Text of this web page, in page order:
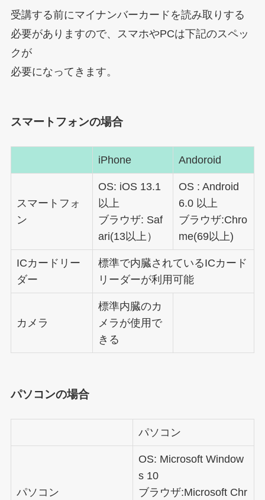
受講する前にマイナンバーカードを読み取りする
必要がありますので、スマホやPCは下記のスペッ
クが
必要になってきます。
スマートフォンの場合
iPhone Andoroid
スマートフォ
ン
OS: iOS 13.1
以上
ブラウザ: Saf
ari(13以上）
OS : Android
6.0 以上
ブラウザ:Chro
me(69以上)
ICカードリー
ダー
標準で内臓されているICカード
リーダーが利用可能
カメラ
標準内臓のカ
メラが使用で
きる
パソコンの場合
パソコン
パソコン
OS: Microsoft Window
s 10
ブラウザ:Microsoft Chr